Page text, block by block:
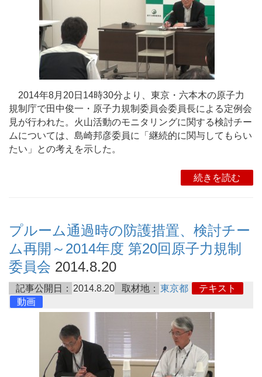
2014年8月20日14時30分より、東京・六本木の原子力
規制庁で田中俊一・原子力規制委員会委員長による定例会
見が行われた。火山活動のモニタリングに関する検討チー
ムについては、島崎邦彦委員に「継続的に関与してもらい
たい」との考えを示した。
続きを読む
プルーム通過時の防護措置、検討チー
ム再開～2014年度 第20回原子力規制
委員会 2014.8.20
記事公開日： 2014.8.20 取材地： 東京都
テキスト
動画